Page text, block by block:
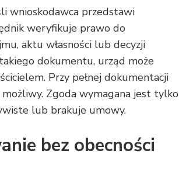
wnioskodawca przedstawi
weryfikuje prawo do
aktu własności lub decyzji
dokumentu, urząd może
Przy pełnej dokumentacji
Zgoda wymagana jest tylko
lub brakuje umowy.
bez obecności